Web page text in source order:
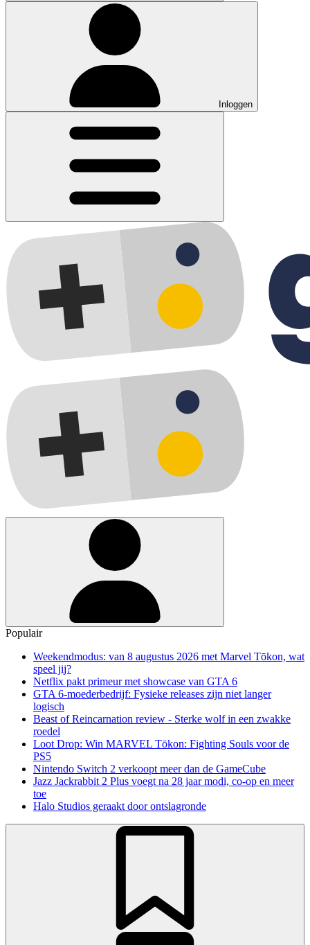
Inloggen
Populair
Weekendmodus: van 8 augustus 2026 met Marvel Tōkon, wat
speel jij?
Netflix pakt primeur met showcase van GTA 6
GTA 6-moederbedrijf: Fysieke releases zijn niet langer
logisch
Beast of Reincarnation review - Sterke wolf in een zwakke
roedel
Loot Drop: Win MARVEL Tōkon: Fighting Souls voor de
PS5
Nintendo Switch 2 verkoopt meer dan de GameCube
Jazz Jackrabbit 2 Plus voegt na 28 jaar modi, co-op en meer
toe
Halo Studios geraakt door ontslagronde